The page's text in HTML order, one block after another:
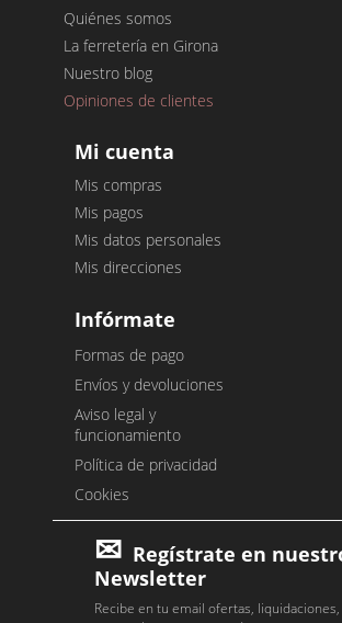
Quiénes somos
La ferretería en Girona
Nuestro blog
Opiniones de clientes
Mi cuenta
Mis compras
Mis pagos
Mis datos personales
Mis direcciones
Infórmate
Formas de pago
Envíos y devoluciones
Aviso legal y
funcionamiento
Política de privacidad
Cookies
Regístrate en
Newsletter
Recibe en tu email ofertas, liquidaciones,